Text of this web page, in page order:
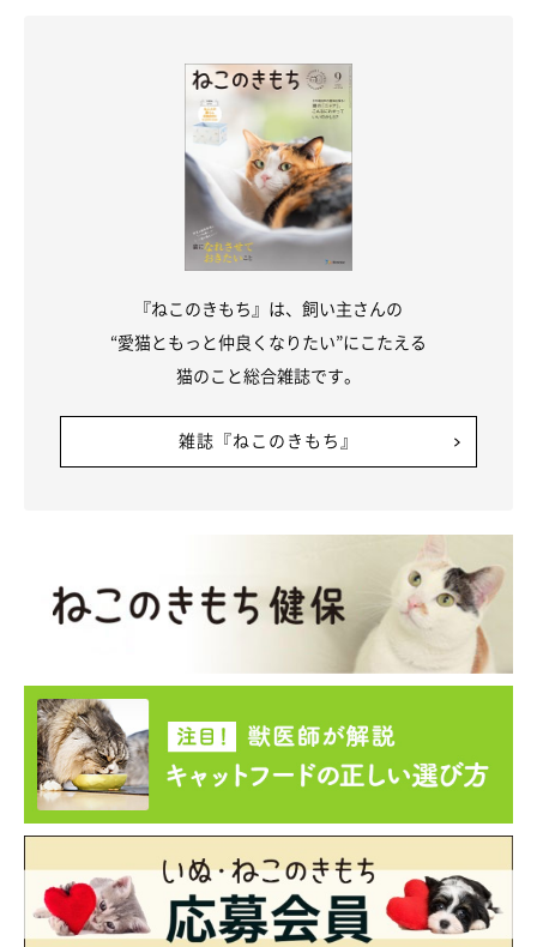
『ねこのきもち』は、飼い主さんの
“愛猫ともっと仲良くなりたい”にこたえる
猫のこと総合雑誌です。
雑誌『ねこのきもち』